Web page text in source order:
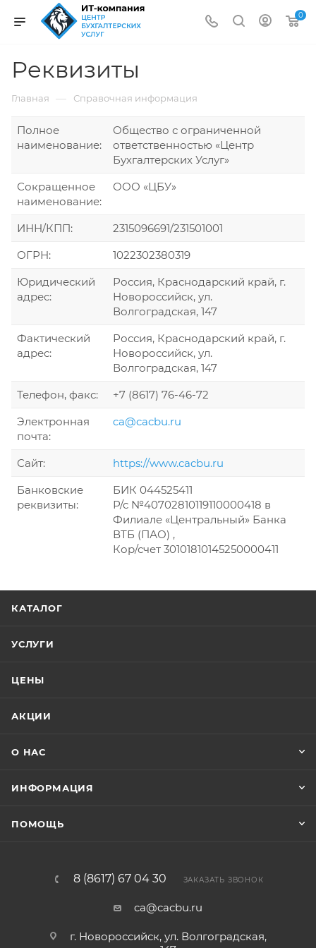
0
Реквизиты
Главная — Справочная информация
Полное
наименование:
Общество с ограниченной
ответственностью «Центр
Бухгалтерских Услуг»
Сокращенное
наименование:
ООО «ЦБУ»
ИНН/КПП:
2315096691/231501001
ОГРН:
1022302380319
Юридический
адрес:
Россия, Краснодарский край, г.
Новороссийск, ул.
Волгоградская, 147
Фактический
адрес:
Россия, Краснодарский край, г.
Новороссийск, ул.
Волгоградская, 147
Телефон, факс:
+7 (8617) 76-46-72
Электронная
почта:
ca@cacbu.ru
Сайт:
https://www.cacbu.ru
Банковские
реквизиты:
БИК 044525411
Р/с №40702810119110000418 в
Филиале «Центральный» Банка
ВТБ (ПАО) ,
Кор/счет 30101810145250000411
КАТАЛОГ
УСЛУГИ
ЦЕНЫ
АКЦИИ
О НАС
ИНФОРМАЦИЯ
ПОМОЩЬ
8 (8617) 67 04 30 ЗАКАЗАТЬ ЗВОНОК
ca@cacbu.ru
г. Новороссийск, ул. Волгоградская,